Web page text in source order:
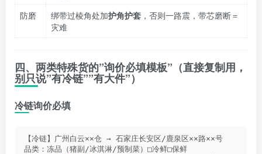
防磨
绑带过棱角处加护角护套 ，否则一路震，带芯磨断＝
灾难
四、两类特殊货的”询价必填模板”（直接复制用，
别只说”有冷链””有大件”）
冷链询价必填
【冷链】广州白云××仓 → 石家庄长安区/鹿泉区××路××号
品类：冻品（猪副/冰淇淋/预制菜）□冷鲜□保鲜